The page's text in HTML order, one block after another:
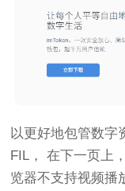
以更好地包管数字
FIL， 在下一页上
览器不支持视频播